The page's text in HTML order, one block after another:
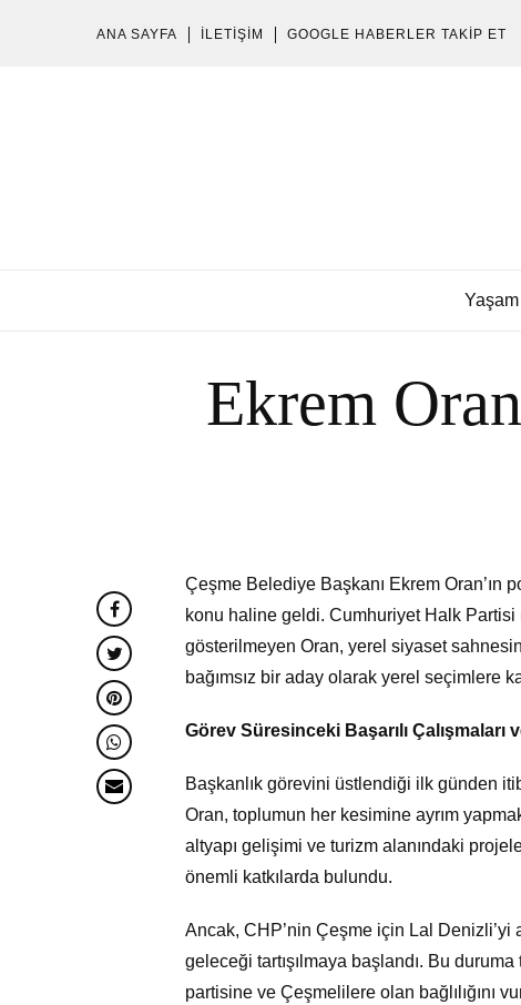
ANA SAYFA İLETIŞIM GOOGLE HABERLER TAKIP ET
Yaşam
Ekrem
Çeşme Belediye Başkanı Ekrem
konu haline geldi. Cumhuriyet Halk Partisi
gösterilmeyen Oran, yerel siyaset
bağımsız bir aday olarak yerel seçimlere
Görev Süresinceki Başarılı Çalışmaları
Başkanlık görevini üstlendiği ilk günden
Oran, toplumun her kesimine ayrım
altyapı gelişimi ve turizm alanındaki
önemli katkılarda bulundu.
Ancak, CHP’nin Çeşme için Lal Denizli’yi
geleceği tartışılmaya başlandı. Bu
partisine ve Çeşmelilere olan bağlılığını